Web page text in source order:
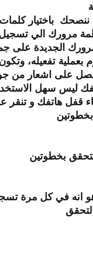
باختيار
مرورك الي
الجديدة على
تفعيله، وتكون
على اشعار من
ليس سهل
قفل هاتفك و تنقر
بخطوتين
انه في كل مرة